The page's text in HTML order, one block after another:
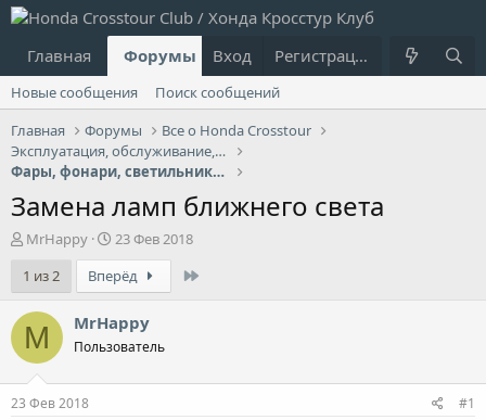
Главная Форумы Что нового?
Вход Регистрация
Новые сообщения
Поиск сообщений
Главная
Форумы
Все о Honda Crosstour
Эксплуатация, обслуживание, ремонт
Фары, фонари, светильники, лампочки
Замена ламп ближнего света
А
т
о
р
т
е
ы
MrHappy
Д
а
т
а
н
а
ч
23 Фев 2018
1 из 2
Вперёд
M MrHappy
Пользователь
23 Фев 2018 #1